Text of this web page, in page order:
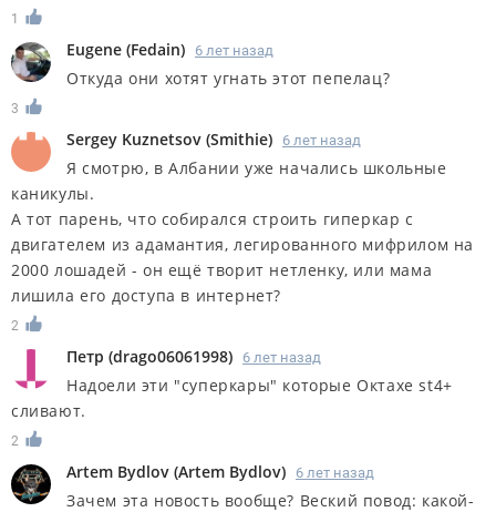
1
Eugene (Fedain) 6 лет назад
Откуда они хотят угнать этот пепелац?
3
Sergey Kuznetsov (Smithie) 6 лет назад
Я смотрю, в Албании уже начались школьные
каникулы.
А тот парень, что собирался строить гиперкар с
двигателем из адамантия, легированного мифрилом на
2000 лошадей - он ещё творит нетленку, или мама
лишила его доступа в интернет?
2
Петр (drago06061998) 6 лет назад
Надоели эти "суперкары" которые Октахе st4+
сливают.
2
Artem Bydlov (Artem Bydlov) 6 лет назад
Зачем эта новость вообще? Веский повод: какой-